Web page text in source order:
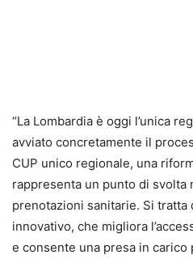
“La Lombardia è oggi l’unica
avviato concretamente il
CUP unico regionale, una
rappresenta un punto di svolta
prenotazioni sanitarie. Si
innovativo, che migliora
e consente una presa in carico